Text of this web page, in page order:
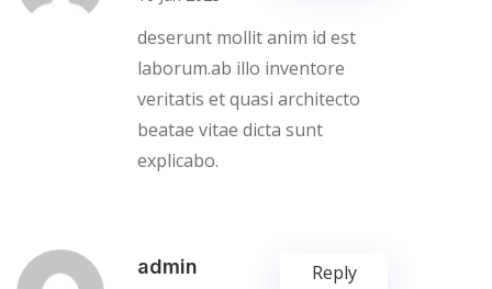
deserunt mollit anim id est
laborum.ab illo inventore
veritatis et quasi architecto
beatae vitae dicta sunt
explicabo.
admin Reply